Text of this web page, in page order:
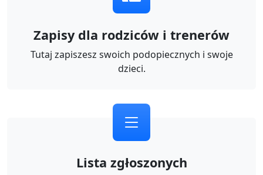
Zapisy dla rodziców i trenerów
Tutaj zapiszesz swoich podopiecznych i swoje
dzieci.
Lista zgłoszonych